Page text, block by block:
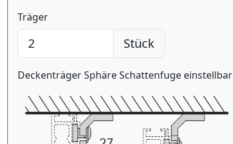
Träger
Stück
Deckenträger Sphäre Schattenfuge einstellbar